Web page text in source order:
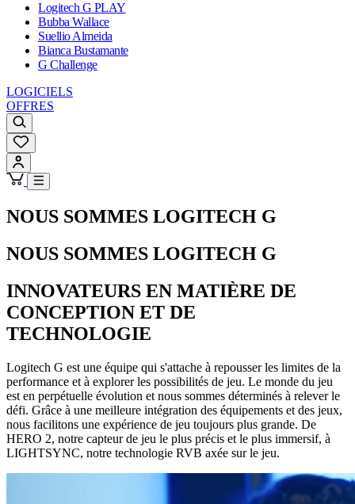
Logitech G PLAY
Bubba Wallace
Suellio Almeida
Bianca Bustamante
G Challenge
LOGICIELS
OFFRES
NOUS SOMMES LOGITECH G
NOUS SOMMES LOGITECH G
INNOVATEURS EN MATIÈRE DE
CONCEPTION ET DE
TECHNOLOGIE
Logitech G est une équipe qui s'attache à repousser les limites de la
performance et à explorer les possibilités de jeu. Le monde du jeu
est en perpétuelle évolution et nous sommes déterminés à relever le
défi. Grâce à une meilleure intégration des équipements et des jeux,
nous facilitons une expérience de jeu toujours plus grande. De
HERO 2, notre capteur de jeu le plus précis et le plus immersif, à
LIGHTSYNC, notre technologie RVB axée sur le jeu.